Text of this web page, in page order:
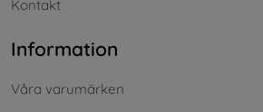
Kontakt
Information
Våra varumärken